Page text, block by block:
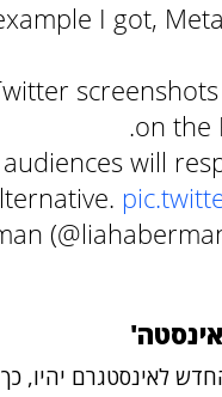
I got,
on the
will
לאינסטגרם יהיו,